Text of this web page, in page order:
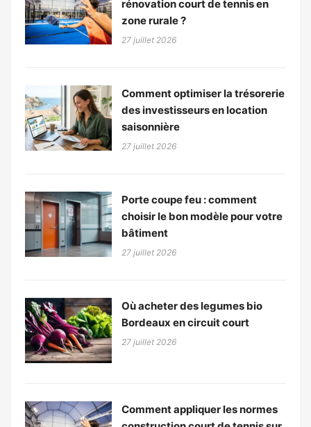
rénovation court de tennis en
zone rurale ?
27 juillet 2026
Comment optimiser la trésorerie
des investisseurs en location
saisonnière
27 juillet 2026
Porte coupe feu : comment
choisir le bon modèle pour votre
bâtiment
27 juillet 2026
Où acheter des legumes bio
Bordeaux en circuit court
27 juillet 2026
Comment appliquer les normes